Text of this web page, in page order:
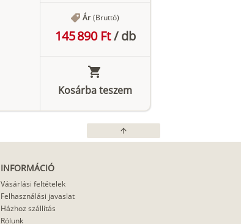
Ár (Bruttó)
145 890 Ft/db
Kosárba teszem
arrow_upward
INFORMÁCIÓ
Vásárlási feltételek
Felhasználási javaslat
Házhoz szállítás
Rólunk